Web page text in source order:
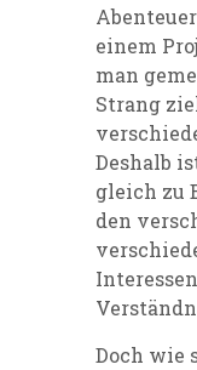
einem
man
Strang
Deshalb
gleich zu
den
Doch wie